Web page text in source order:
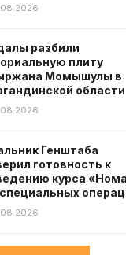
разбили
плиту
Момышулы в
области
Генштаба
готовность к
курса